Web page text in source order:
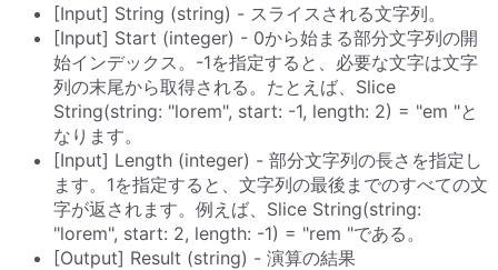
[Input] String (string) - スライスされる文字列。
[Input] Start (integer) - 0から始まる部分文字列の開
始インデックス。-1を指定すると、必要な文字は文字
列の末尾から取得される。たとえば、Slice
String(string: "lorem", start: -1, length: 2) = "em "と
なります。
[Input] Length (integer) - 部分文字列の長さを指定し
ます。1を指定すると、文字列の最後までのすべての文
字が返されます。例えば、Slice String(string:
"lorem", start: 2, length: -1) = "rem "である。
[Output] Result (string) - 演算の結果